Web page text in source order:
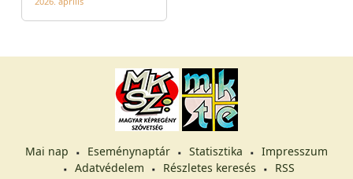
Mai nap Eseménynaptár Statisztika
Impresszum
Adatvédelem
Részletes keresés RSS